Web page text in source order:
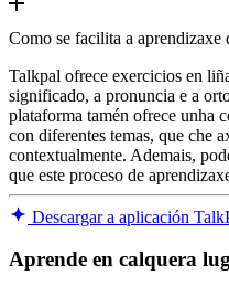
Como se facilita a
Talkpal ofrece exercicios en
significado, a pronuncia e a
plataforma tamén ofrece unha
con diferentes temas, que che
contextualmente. Ademais,
que este proceso de
Descargar a aplicación
Aprende en calquera